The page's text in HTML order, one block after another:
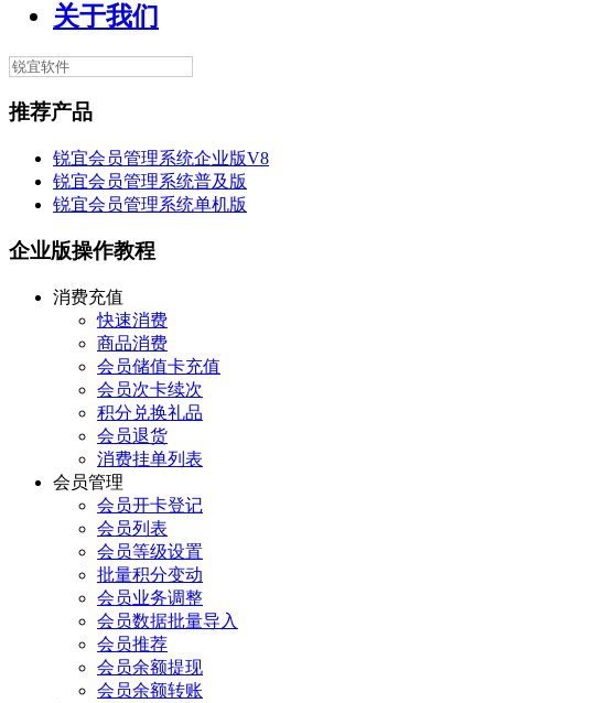
关于我们
推荐产品
锐宜会员管理系统企业版V8
锐宜会员管理系统普及版
锐宜会员管理系统单机版
企业版操作教程
消费充值
快速消费
商品消费
会员储值卡充值
会员次卡续次
积分兑换礼品
会员退货
消费挂单列表
会员管理
会员开卡登记
会员列表
会员等级设置
批量积分变动
会员业务调整
会员数据批量导入
会员推荐
会员余额提现
会员余额转账